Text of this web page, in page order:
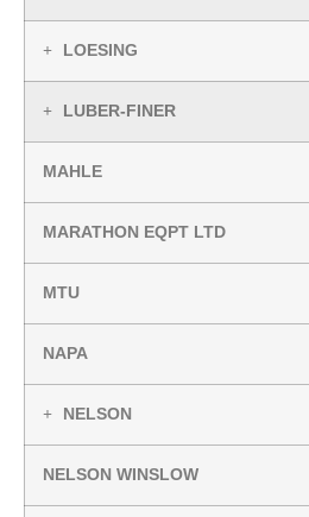
LOESING
LUBER-FINER
MAHLE
MARATHON EQPT LTD
MTU
NAPA
NELSON
NELSON WINSLOW